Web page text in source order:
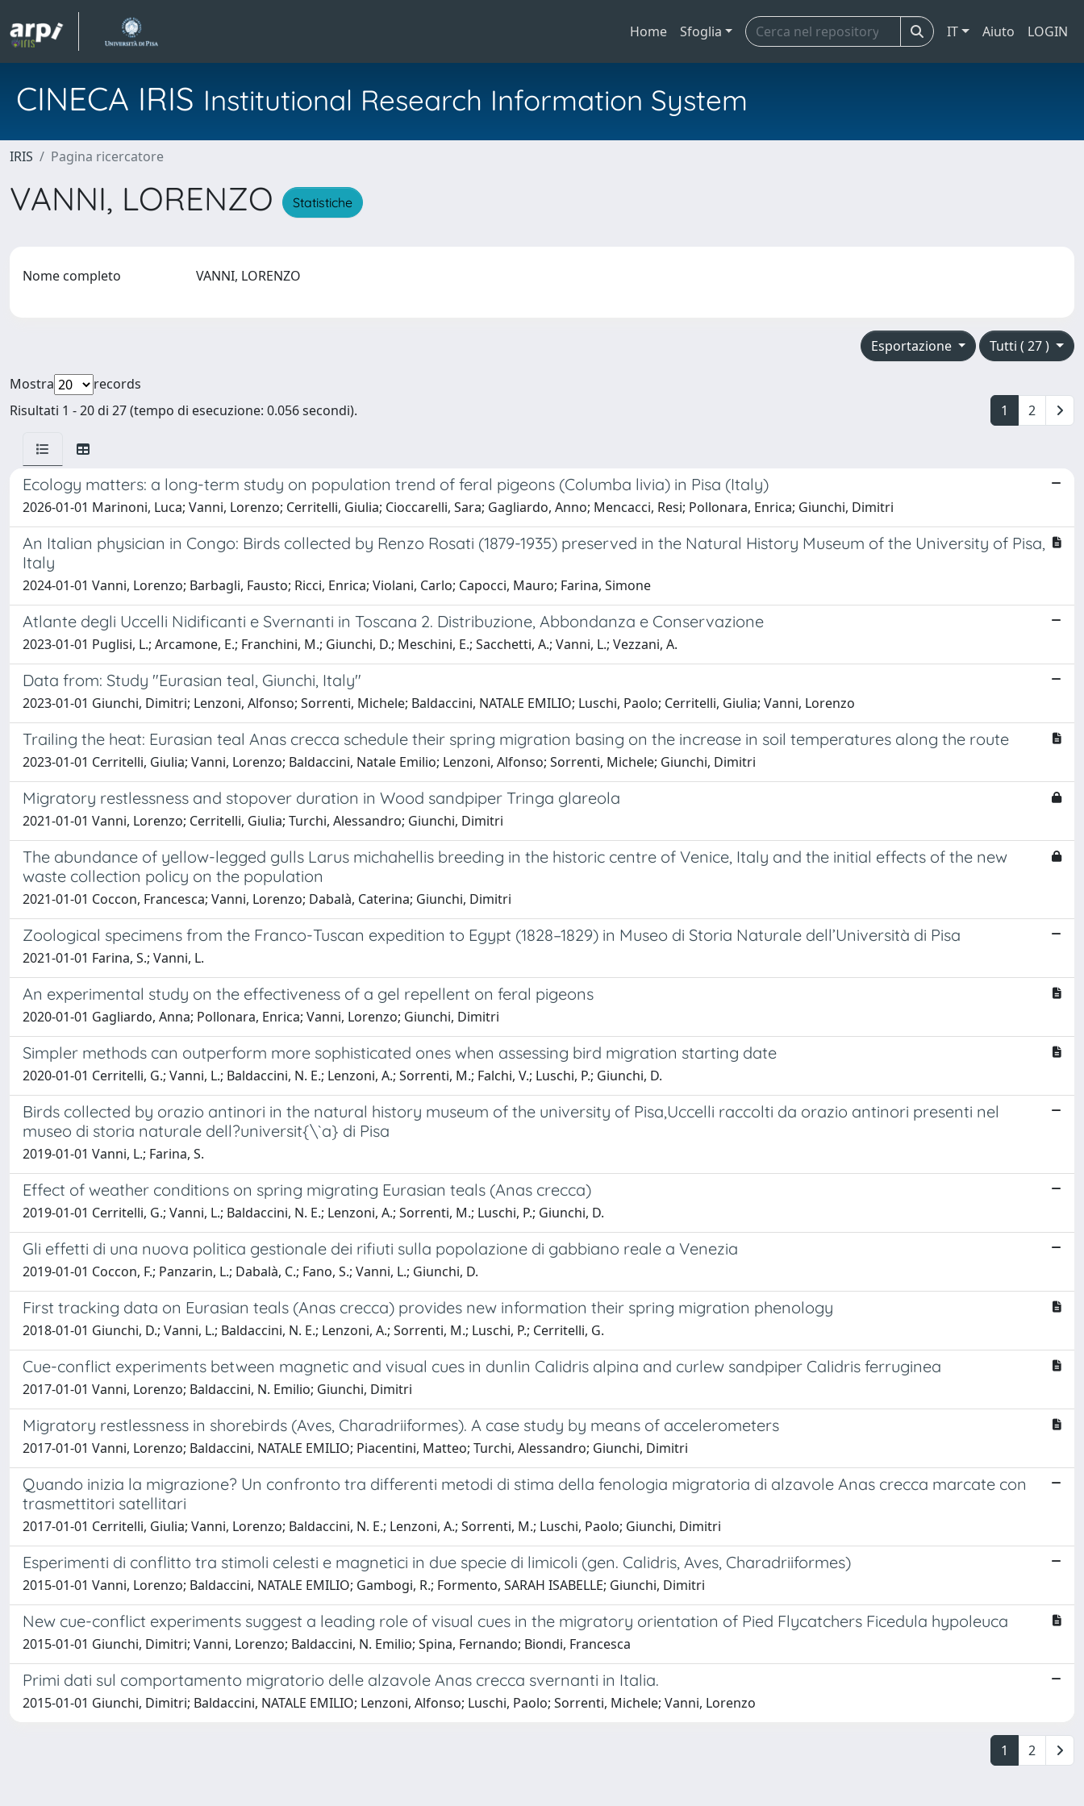
Home Sfoglia IT Aiuto LOGIN
CINECA IRIS Institutional Research Information System
IRIS Pagina ricercatore
VANNI, LORENZO Statistiche
Nome completo VANNI, LORENZO
Tutti ( 27 )
Esportazione
Mostra
records
Risultati 1 - 20 di 27 (tempo di esecuzione: 0.056 secondi).
1 2
Ecology matters: a long-term study on population trend of feral pigeons (Columba livia) in Pisa (Italy)
2026-01-01 Marinoni, Luca; Vanni, Lorenzo; Cerritelli, Giulia; Cioccarelli, Sara; Gagliardo, Anno; Mencacci, Resi; Pollonara, Enrica; Giunchi, Dimitri
An Italian physician in Congo: Birds collected by Renzo Rosati (1879-1935) preserved in the Natural History Museum of the University of Pisa,
Italy
2024-01-01 Vanni, Lorenzo; Barbagli, Fausto; Ricci, Enrica; Violani, Carlo; Capocci, Mauro; Farina, Simone
Atlante degli Uccelli Nidificanti e Svernanti in Toscana 2. Distribuzione, Abbondanza e Conservazione
2023-01-01 Puglisi, L.; Arcamone, E.; Franchini, M.; Giunchi, D.; Meschini, E.; Sacchetti, A.; Vanni, L.; Vezzani, A.
Data from: Study "Eurasian teal, Giunchi, Italy"
2023-01-01 Giunchi, Dimitri; Lenzoni, Alfonso; Sorrenti, Michele; Baldaccini, NATALE EMILIO; Luschi, Paolo; Cerritelli, Giulia; Vanni, Lorenzo
Trailing the heat: Eurasian teal Anas crecca schedule their spring migration basing on the increase in soil temperatures along the route
2023-01-01 Cerritelli, Giulia; Vanni, Lorenzo; Baldaccini, Natale Emilio; Lenzoni, Alfonso; Sorrenti, Michele; Giunchi, Dimitri
Migratory restlessness and stopover duration in Wood sandpiper Tringa glareola
2021-01-01 Vanni, Lorenzo; Cerritelli, Giulia; Turchi, Alessandro; Giunchi, Dimitri
The abundance of yellow-legged gulls Larus michahellis breeding in the historic centre of Venice, Italy and the initial effects of the new
waste collection policy on the population
2021-01-01 Coccon, Francesca; Vanni, Lorenzo; Dabalà, Caterina; Giunchi, Dimitri
Zoological specimens from the Franco-Tuscan expedition to Egypt (1828–1829) in Museo di Storia Naturale dell’Università di Pisa
2021-01-01 Farina, S.; Vanni, L.
An experimental study on the effectiveness of a gel repellent on feral pigeons
2020-01-01 Gagliardo, Anna; Pollonara, Enrica; Vanni, Lorenzo; Giunchi, Dimitri
Simpler methods can outperform more sophisticated ones when assessing bird migration starting date
2020-01-01 Cerritelli, G.; Vanni, L.; Baldaccini, N. E.; Lenzoni, A.; Sorrenti, M.; Falchi, V.; Luschi, P.; Giunchi, D.
Birds collected by orazio antinori in the natural history museum of the university of Pisa,Uccelli raccolti da orazio antinori presenti nel
museo di storia naturale dell?universit{\`a} di Pisa
2019-01-01 Vanni, L.; Farina, S.
Effect of weather conditions on spring migrating Eurasian teals (Anas crecca)
2019-01-01 Cerritelli, G.; Vanni, L.; Baldaccini, N. E.; Lenzoni, A.; Sorrenti, M.; Luschi, P.; Giunchi, D.
Gli effetti di una nuova politica gestionale dei rifiuti sulla popolazione di gabbiano reale a Venezia
2019-01-01 Coccon, F.; Panzarin, L.; Dabalà, C.; Fano, S.; Vanni, L.; Giunchi, D.
First tracking data on Eurasian teals (Anas crecca) provides new information their spring migration phenology
2018-01-01 Giunchi, D.; Vanni, L.; Baldaccini, N. E.; Lenzoni, A.; Sorrenti, M.; Luschi, P.; Cerritelli, G.
Cue-conflict experiments between magnetic and visual cues in dunlin Calidris alpina and curlew sandpiper Calidris ferruginea
2017-01-01 Vanni, Lorenzo; Baldaccini, N. Emilio; Giunchi, Dimitri
Migratory restlessness in shorebirds (Aves, Charadriiformes). A case study by means of accelerometers
2017-01-01 Vanni, Lorenzo; Baldaccini, NATALE EMILIO; Piacentini, Matteo; Turchi, Alessandro; Giunchi, Dimitri
Quando inizia la migrazione? Un confronto tra differenti metodi di stima della fenologia migratoria di alzavole Anas crecca marcate con
trasmettitori satellitari
2017-01-01 Cerritelli, Giulia; Vanni, Lorenzo; Baldaccini, N. E.; Lenzoni, A.; Sorrenti, M.; Luschi, Paolo; Giunchi, Dimitri
Esperimenti di conflitto tra stimoli celesti e magnetici in due specie di limicoli (gen. Calidris, Aves, Charadriiformes)
2015-01-01 Vanni, Lorenzo; Baldaccini, NATALE EMILIO; Gambogi, R.; Formento, SARAH ISABELLE; Giunchi, Dimitri
New cue-conflict experiments suggest a leading role of visual cues in the migratory orientation of Pied Flycatchers Ficedula hypoleuca
2015-01-01 Giunchi, Dimitri; Vanni, Lorenzo; Baldaccini, N. Emilio; Spina, Fernando; Biondi, Francesca
Primi dati sul comportamento migratorio delle alzavole Anas crecca svernanti in Italia.
2015-01-01 Giunchi, Dimitri; Baldaccini, NATALE EMILIO; Lenzoni, Alfonso; Luschi, Paolo; Sorrenti, Michele; Vanni, Lorenzo
1 2